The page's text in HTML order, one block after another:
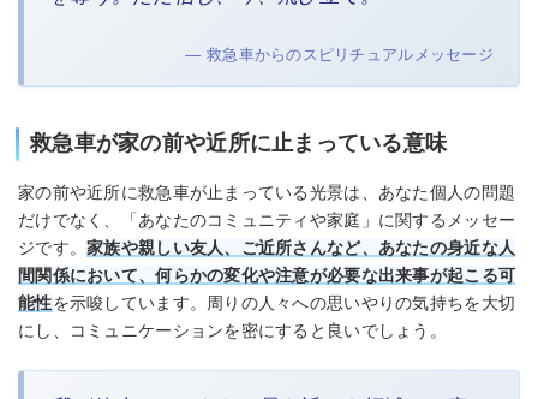
— 救急車からのスピリチュアルメッセージ
救急車が家の前や近所に止まっている意味
家の前や近所に救急車が止まっている光景は、あなた個人の問題
だけでなく、「あなたのコミュニティや家庭」に関するメッセー
ジです。家族や親しい友人、ご近所さんなど、あなたの身近な人
間関係において、何らかの変化や注意が必要な出来事が起こる可
能性を示唆しています。周りの人々への思いやりの気持ちを大切
にし、コミュニケーションを密にすると良いでしょう。